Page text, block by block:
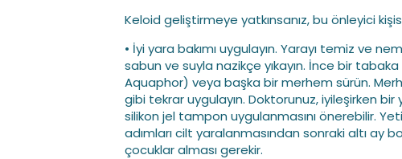
Keloid geliştirmeye yatkınsanız, bu önleyici
• İyi yara bakımı uygulayın. Yarayı temiz ve
sabun ve suyla nazikçe yıkayın. İnce bir
Aquaphor) veya başka bir merhem sürün.
gibi tekrar uygulayın. Doktorunuz, iyileşirken
silikon jel tampon uygulanmasını önerebilir.
adımları cilt yaralanmasından sonraki altı ay
çocuklar alması gerekir.